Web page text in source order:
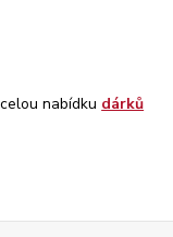
nabídku dárků